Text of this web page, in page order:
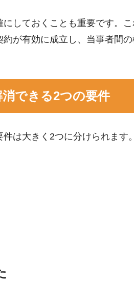
しておくことも重要です。
が有効に成立し、当事者間
できる2つの要件
は大きく2つに分けられます